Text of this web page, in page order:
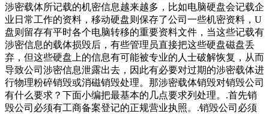
涉密载体所记载的机密信息越来越多，比如电脑硬盘会记载企
业日常工作的资料，移动硬盘则保存了公司一些机密资料，U
盘则留存有平时各个电脑转移的重要资料文件，当这些记载有
涉密信息的载体损毁后，有些管理员直接把这些硬盘磁盘丢
弃，但这些硬盘上的信息有可能被专业的人士破解恢复，从而
导致公司涉密信息泄露出去，因此有必要对过期的涉密载体进
行物理粉碎销毁或消磁销毁处理。那涉密载体销毁对销毁公司
有什么要求？下面小编把最基本的几点要求列处理。.首先销
毁公司必须有工商备案登记的正规营业执照。.销毁公司必须